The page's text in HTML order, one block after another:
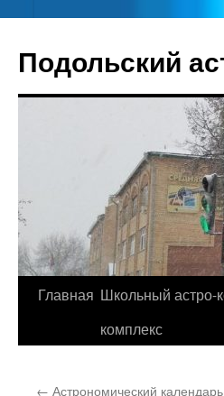
Подольский
Перейти
Главная Школьный астро-
комплекс
← Астрономический